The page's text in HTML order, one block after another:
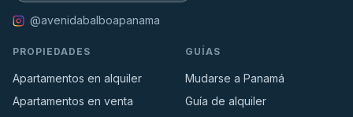
@avenidabalboapanama
PROPIEDADES
Apartamentos en alquiler
Apartamentos en venta
GUÍAS
Mudarse a Panamá
Guía de alquiler